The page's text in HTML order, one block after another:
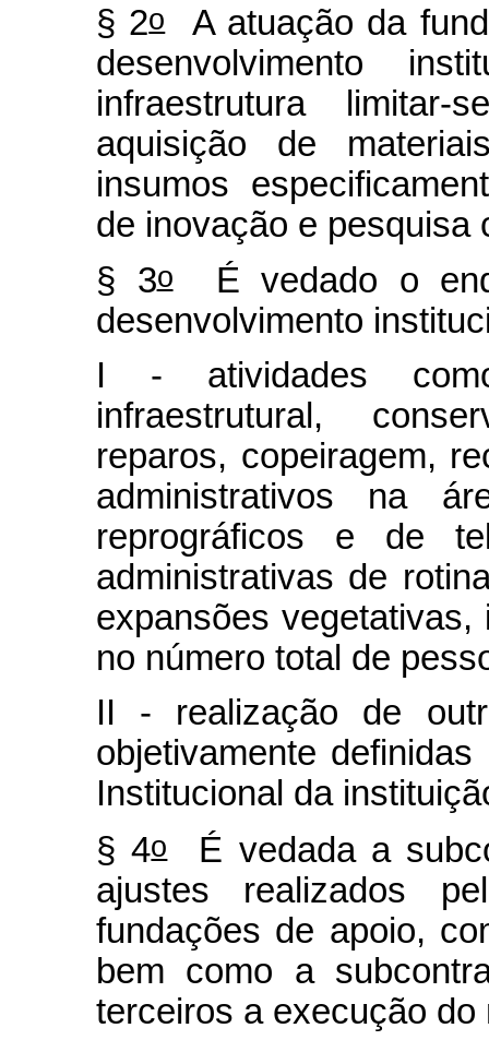
§ 2oA atuação da
desenvolvimento
infraestrutura
aquisição de
insumos
de inovação e pesquisa
§ 3oÉ vedado o
desenvolvimento
I - atividades
infraestrutural,
reparos, copeiragem,
administrativos na
reprográficos e de
administrativas de
expansões
no número total de
II - realização de
objetivamente
Institucional da
§ 4oÉ vedada a
ajustes realizados
fundações de apoio,
bem como a
terceiros a execução